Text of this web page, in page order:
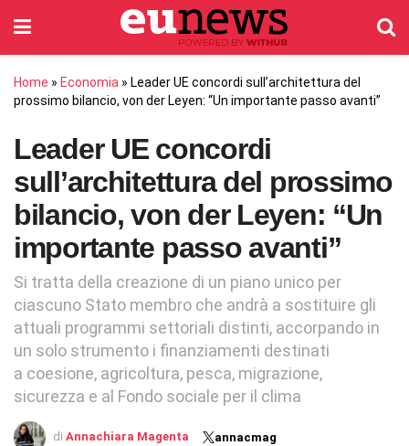
Home » Economia » Leader UE concordi sull’architettura del
prossimo bilancio, von der Leyen: “Un importante passo avanti”
Leader UE concordi
sull’architettura del prossimo
bilancio, von der Leyen: “Un
importante passo avanti”
Si tratta della creazione di un piano unico per
ciascuno Stato membro che andrà a sostituire gli
attuali programmi settoriali distinti, accorpando in
un solo strumento i finanziamenti destinati
a coesione, agricoltura, pesca, migrazione,
sicurezza e al Fondo sociale per il clima
di Annachiara Magenta
annacmag